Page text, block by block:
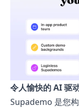
令人愉快的 AI 驱
Supademo 是您